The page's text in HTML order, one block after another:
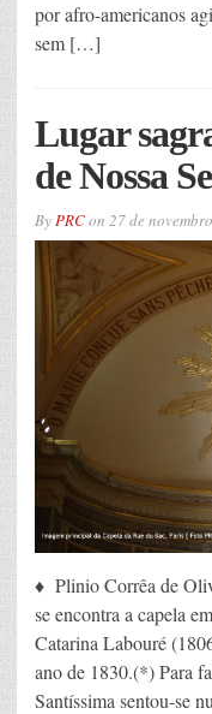
por afro-americanos
sem […]
Lugar
de Nossa
ByPRCon 27 de
♦ Plinio Corrêa de
se encontra a capela
Catarina Labouré
ano de 1830.(*) Para
Santíssima sentou-se